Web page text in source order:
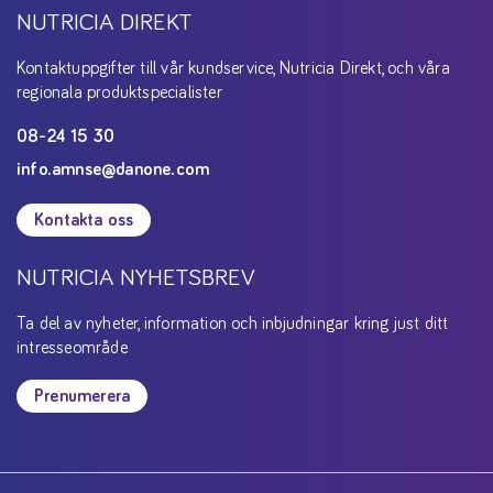
NUTRICIA DIREKT
Kontaktuppgifter till vår kundservice, Nutricia Direkt, och våra
regionala produktspecialister
08-24 15 30
info.amnse@danone.com
Kontakta oss
NUTRICIA NYHETSBREV
Ta del av nyheter, information och inbjudningar kring just ditt
intresseområde
Prenumerera